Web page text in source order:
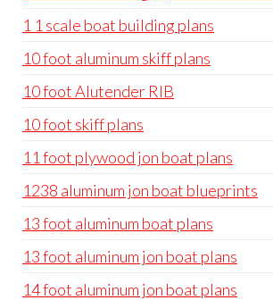
1 1 scale boat building plans
10 foot aluminum skiff plans
10 foot Alutender RIB
10 foot skiff plans
11 foot plywood jon boat plans
1238 aluminum jon boat blueprints
13 foot aluminum boat plans
13 foot aluminum jon boat plans
14 foot aluminum jon boat plans